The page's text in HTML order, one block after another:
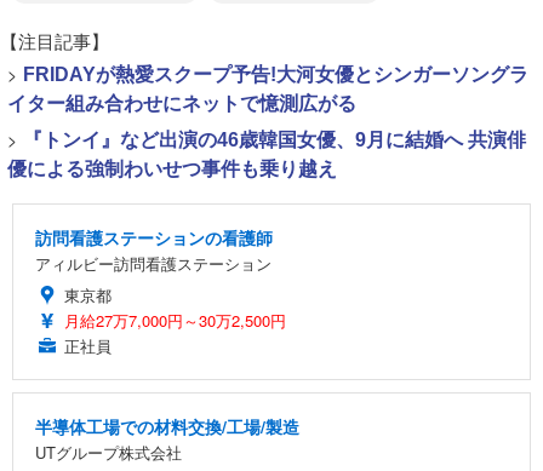
【注目記事】
> FRIDAYが熱愛スクープ予告!大河女優とシンガーソングラ
イター組み合わせにネットで憶測広がる
>
『トンイ』など出演の46歳韓国女優、9月に結婚へ 共演俳
優による強制わいせつ事件も乗り越え
訪問看護ステーションの看護師
アィルビー訪問看護ステーション
東京都
月給27万7,000円～30万2,500円
正社員
半導体工場での材料交換/工場/製造
UTグループ株式会社